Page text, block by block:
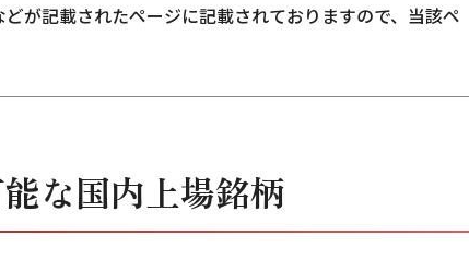
が記載されたページに記載されておりますので、当該ペ
な国内上場銘柄